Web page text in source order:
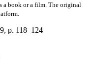
a book or a film. The original
, p. 118–124